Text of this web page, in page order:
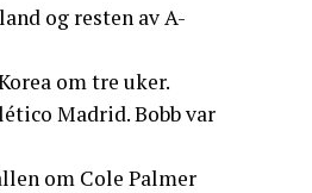
og resten av A-
om tre uker.
Madrid. Bobb var
om Cole Palmer